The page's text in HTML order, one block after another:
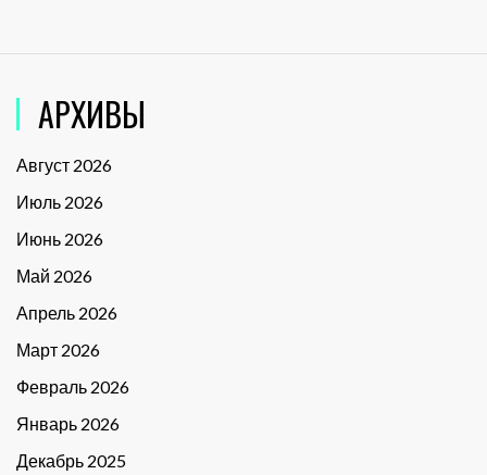
АРХИВЫ
Август 2026
Июль 2026
Июнь 2026
Май 2026
Апрель 2026
Март 2026
Февраль 2026
Январь 2026
Декабрь 2025